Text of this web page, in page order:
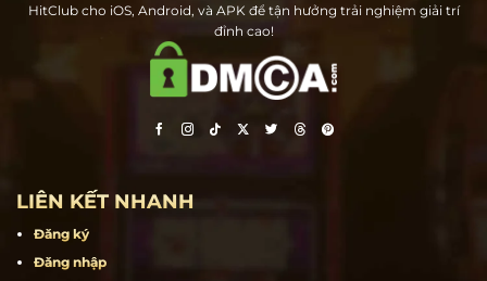
HitClub cho iOS, Android, và APK để tận hưởng trải nghiệm giải trí
đỉnh cao!
LIÊN KẾT NHANH
Đăng ký
Đăng nhập